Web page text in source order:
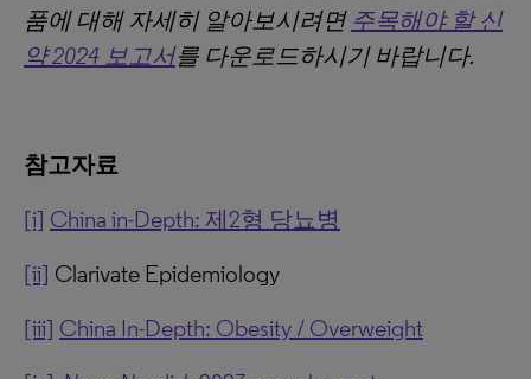
품에 대해 자세히 알아보시려면 주목해야 할 신
약 2024 보고서를 다운로드하시기 바랍니다.
참고자료
[i] China in-Depth: 제2형 당뇨병
[ii] Clarivate Epidemiology
[iii] China In-Depth: Obesity / Overweight